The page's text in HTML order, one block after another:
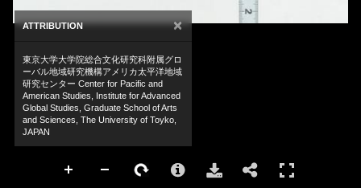
ATTRIBUTION ×
東京大学大学院総合文化研究科附属グロ
ーバル地域研究機構アメリカ太平洋地域
研究センター Center for Pacific and
American Studies, Institute for Advanced
Global Studies, Graduate School of Arts
and Sciences, The University of Toyko,
JAPAN